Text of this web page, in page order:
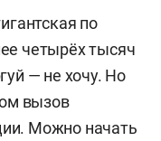
по
четырёх тысяч
— не хочу. Но
вызов
Можно начать